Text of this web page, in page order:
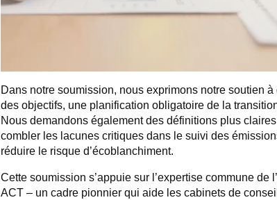
Dans notre soumission, nous exprimons notre soutien
des objectifs, une planification obligatoire de la
Nous demandons également des définitions plus
combler les lacunes critiques dans le suivi des
réduire le risque d’écoblanchiment.
Cette soumission s’appuie sur l’expertise commune
ACT – un cadre pionnier qui aide les cabinets de